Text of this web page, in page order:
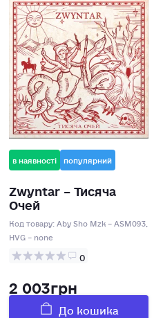
в наявності популярний
Zwyntar – Тисяча
Очей
Код товару:Aby Sho Mzk – ASM093,
HVG – none
0
2 003грн
До кошика